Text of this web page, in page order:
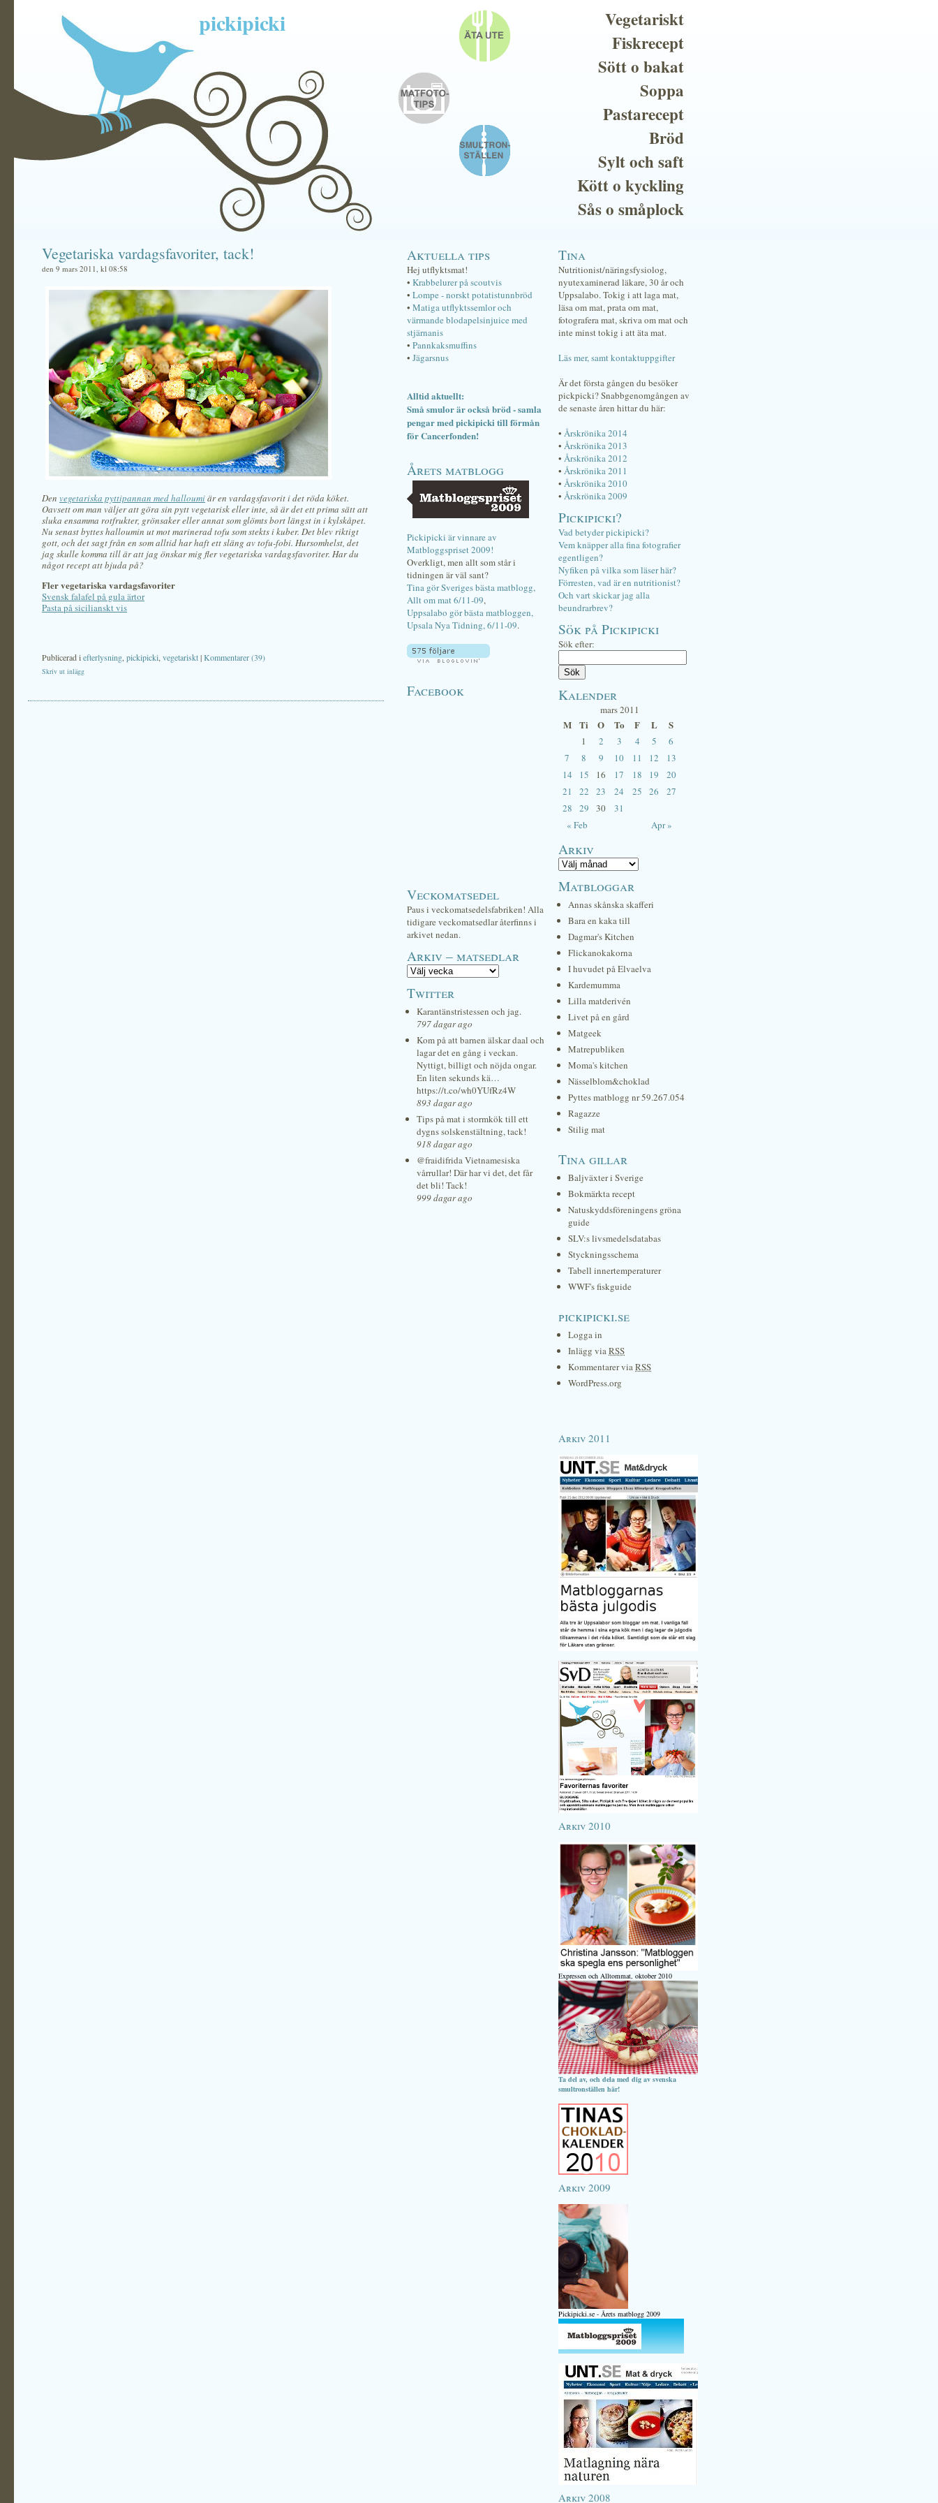
pickipicki
Vegetariskt
Fiskrecept
Sött o bakat
Soppa
Pastarecept
Bröd
Sylt och saft
Kött o kyckling
Sås o småplock
Vegetariska vardagsfavoriter, tack!
den 9 mars 2011, kl 08:58
Den vegetariska pyttipannan med halloumiär en vardagsfavorit i det röda köket.
Oavsett om man väljer att göra sin pytt vegetarisk eller inte, så är det ett prima sätt att
sluka ensamma rotfrukter, grönsaker eller annat som glömts bort längst in i kylskåpet.
Nu senast byttes halloumin ut mot marinerad tofu som stekts i kuber. Det blev riktigt
gott, och det sagt från en som alltid har haft ett släng av tofu-fobi. Hursomhelst, det
jag skulle komma till är att jag önskar mig fler vegetariska vardagsfavoriter. Har du
något recept att bjuda på?
Fler vegetariska vardagsfavoriter
Svensk falafel på gula ärtor
Pasta på sicilianskt vis
Publicerad iefterlysning pickipicki vegetariskt|Kommentarer (39)
Skriv ut inlägg
Aktuella tips
Hej utflyktsmat!
• Krabbelurer på scoutvis
• Lompe - norskt potatistunnbröd
• Matiga utflyktssemlor och
värmande blodapelsinjuice med
stjärnanis
• Pannkaksmuffins
• Jägarsnus
Alltid aktuellt:
Små smulor är också bröd - samla
pengar med pickipicki till förmån
för Cancerfonden!
Årets matblogg
Pickipicki är vinnare av
Matbloggspriset 2009!
Overkligt, men allt som står i
tidningen är väl sant?
Tina gör Sveriges bästa matblogg,
Allt om mat 6/11-09,
Uppsalabo gör bästa matbloggen,
Upsala Nya Tidning, 6/11-09.
Facebook
Veckomatsedel
Paus i veckomatsedelsfabriken! Alla
tidigare veckomatsedlar återfinns i
arkivet nedan.
Arkiv – matsedlar
Twitter
Karantänstristessen och jag.
797 dagar ago
Kom på att barnen älskar daal och
lagar det en gång i veckan.
Nyttigt, billigt och nöjda ongar.
En liten sekunds kä…
https://t.co/wh0YUfRz4W
893 dagar ago
Tips på mat i stormkök till ett
dygns solskenstältning, tack!
918 dagar ago
@fraidifrida Vietnamesiska
vårrullar! Där har vi det, det får
det bli! Tack!
999 dagar ago
Tina
Nutritionist/näringsfysiolog,
nyutexaminerad läkare, 30 år och
Uppsalabo. Tokig i att laga mat,
läsa om mat, prata om mat,
fotografera mat, skriva om mat och
inte minst tokig i att äta mat.
Läs mer, samt kontaktuppgifter
Är det första gången du besöker
pickpicki? Snabbgenomgången av
de senaste åren hittar du här:
• Årskrönika 2014
• Årskrönika 2013
• Årskrönika 2012
• Årskrönika 2011
• Årskrönika 2010
• Årskrönika 2009
Pickipicki?
Vad betyder pickipicki?
Vem knäpper alla fina fotografier
egentligen?
Nyfiken på vilka som läser här?
Förresten, vad är en nutritionist?
Och vart skickar jag alla
beundrarbrev?
Sök på Pickipicki
Sök efter:
Kalender
mars 2011
M Ti O To F L S
« Feb Apr »
1 2 3 4 5
6
7
8 9 10 11 12
13
14
15 16 17 18 19
20
21
22 23 24 25 26
27
28
29 30 31
Arkiv
Matbloggar
Annas skånska skafferi
Bara en kaka till
Dagmar's Kitchen
Flickanokakorna
I huvudet på Elvaelva
Kardemumma
Lilla matderivén
Livet på en gård
Matgeek
Matrepubliken
Moma's kitchen
Nässelblom&choklad
Pyttes matblogg nr 59.267.054
Ragazze
Stilig mat
Tina gillar
Baljväxter i Sverige
Bokmärkta recept
Natuskyddsföreningens gröna
guide
SLV:s livsmedelsdatabas
Styckningsschema
Tabell innertemperaturer
WWF's fiskguide
pickipicki.se
Logga in
Inlägg viaRSS
Kommentarer viaRSS
WordPress.org
Arkiv 2011
Arkiv 2010
Expressen och Alltommat, oktober 2010
Ta del av, och dela med dig av svenska
smultronställen här!
Arkiv 2009
Pickipicki.se - Årets matblogg 2009
Arkiv 2008